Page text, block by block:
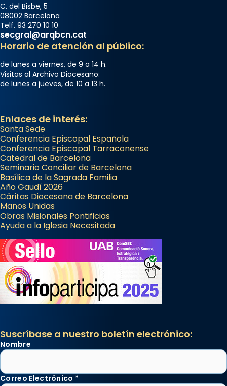
C. del Bisbe, 5
08002 Barcelona
Telf. 93 270 10 10
secgral@arqbcn.cat
Horario de atención al público:
de lunes a viernes, de 9 a 14 h.
Visitas al Archivo Diocesano:
de lunes a jueves, de 10 a 13 h.
Enlaces de interés:
Santa Sede
Conferencia Episcopal Española
Conferencia Episcopal Tarraconense
Catedral de Barcelona
Seminario Conciliar de Barcelona
Basílica de la Sagrada Familia
Año Gaudí 2026
Cáritas Diocesana de Barcelona
Manos Unidas
Obras Misionales Pontificias
Ayuda a la Iglesia Necesitada
Suscríbase a nuestro boletín electrónico:
Nombre
Correo Electrónico *